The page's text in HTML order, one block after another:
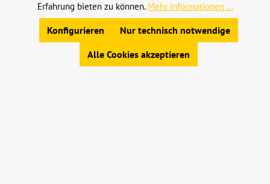
© 2023 Leinweber Landtechnik GmbH & Co. KG
Allgemeine Geschäftsbedingungen|
Erfahrung bieten zu können. Mehr Informationen ...
Nur technisch notwendige
Konfigurieren
Alle Cookies akzeptieren